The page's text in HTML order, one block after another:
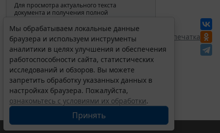
Для просмотра актуального текста
документа и получения полной
изменениях и порядке применения
документа, воспользуйтесь поиском в
Интернет-версии системы ГАРАНТ:
Перепечатка
Мы обрабатываем локальные данные
браузера и используем инструменты
аналитики в целях улучшения и обеспечения
работоспособности сайта, статистических
исследований и обзоров. Вы можете
запретить обработку указанных данных в
настройках браузера. Пожалуйста,
ознакомьтесь с условиями их обработки.
Принять